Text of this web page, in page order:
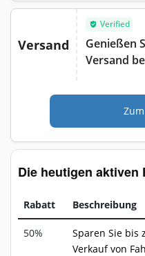
Versand
Verified
Genießen
Versand
Die heutigen aktiven
Rabatt Beschreibung
50%
Sparen Sie bis
Verkauf von